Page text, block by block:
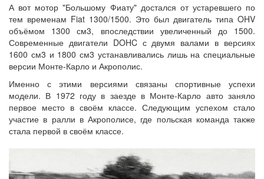
А вот мотор "Большому Фиату" достался от устаревшего по
тем временам Fiat 1300/1500. Это был двигатель типа OHV
объёмом 1300 см3, впоследствии увеличенный до 1500.
Современные двигатели DOHC с двумя валами в версиях
1600 см3 и 1800 см3 устанавливались лишь на специальные
версии Монте-Карло и Акрополис.
Именно с этими версиями связаны спортивные успехи
модели. В 1972 году в заезде в Монте-Карло авто заняло
первое место в своём классе. Следующим успехом стало
участие в ралли в Акрополисе, где польская команда также
стала первой в своём классе.